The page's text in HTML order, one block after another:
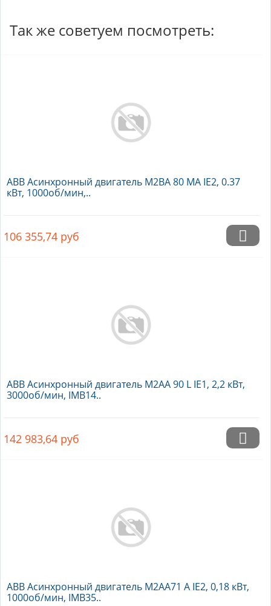
Так же советуем посмотреть:
ABB Асинхронный двигатель M2BA 80 MA IE2, 0.37
кВт, 1000об/мин,..
106 355,74 руб
ABB Асинхронный двигатель M2AA 90 L IE1, 2,2 кВт,
3000об/мин, IMB14..
142 983,64 руб
ABB Асинхронный двигатель M2AA71 A IE2, 0,18 кВт,
1000об/мин, IMB35..